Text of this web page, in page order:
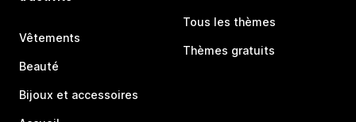
Vêtements
Beauté
Bijoux et accessoires
Tous les thèmes
Thèmes gratuits